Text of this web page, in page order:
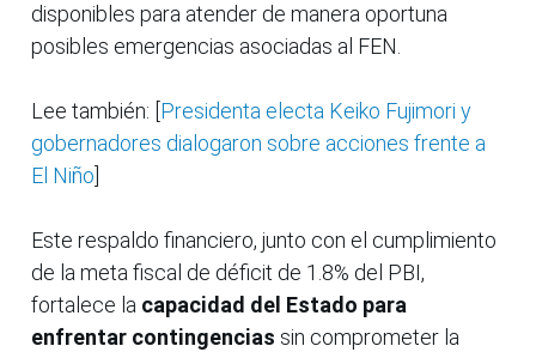
disponibles para atender de manera oportuna
posibles emergencias asociadas al FEN.
Lee también: [ Presidenta electa Keiko Fujimori y
gobernadores dialogaron sobre acciones frente a
El Niño
Este respaldo financiero, junto con el cumplimiento
de la meta fiscal de déficit de 1.8% del PBI,
fortalece la capacidad del Estado para
enfrentar contingencias sin comprometer la